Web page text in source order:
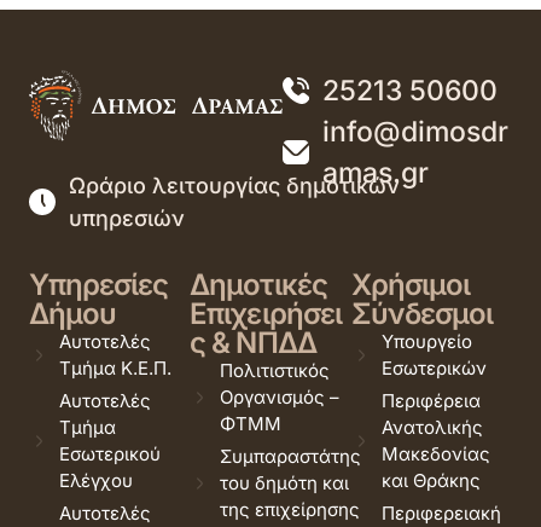
25213 50600
info@dimosdr
amas.gr
Ωράριο λειτουργίας δημοτικών
υπηρεσιών
Υπηρεσίες
Δήμου
Αυτοτελές
Τμήμα Κ.Ε.Π.
Αυτοτελές
Τμήμα
Εσωτερικού
Ελέγχου
Αυτοτελές
Δημοτικές
Επιχειρήσει
ς & ΝΠΔΔ
Πολιτιστικός
Οργανισμός –
ΦΤΜΜ
Συμπαραστάτης
του δημότη και
της επιχείρησης
Χρήσιμοι
Σύνδεσμοι
Υπουργείο
Εσωτερικών
Περιφέρεια
Ανατολικής
Μακεδονίας
και Θράκης
Περιφερειακή